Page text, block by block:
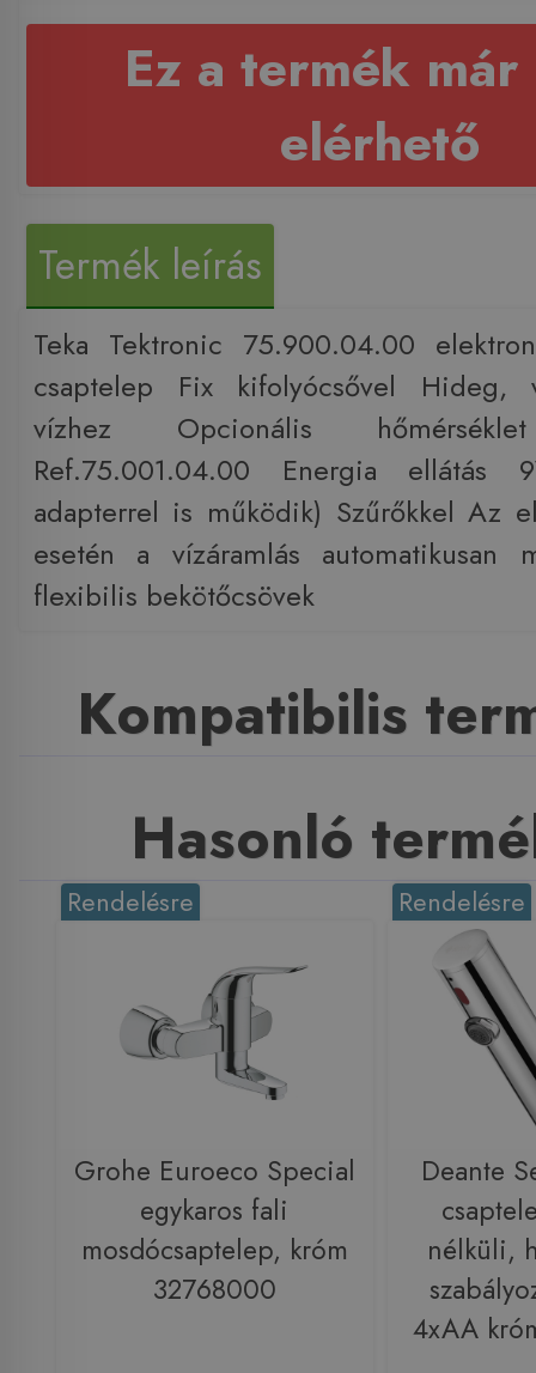
Ez a termék már
elérhető
Termék leírás
Teka Tektronic 75.900.04.00
csaptelep Fix kifolyócsővel Hideg,
vízhez Opcionális
Ref.75.001.04.00 Energia
adapterrel is működik) Szűrőkkel Az
esetén a vízáramlás automatikusan
flexibilis bekötőcsövek
Kompatibilis
Hasonló
Rendelésre
Grohe Euroeco Special
egykaros fali
mosdócsaptelep, króm
32768000
Rendelésre
Deante
nélküli,
4xAA